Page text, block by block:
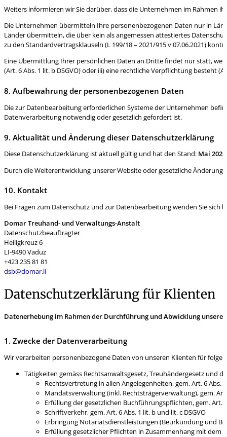
Weiters informieren wir Sie darüber, dass die Unternehmen im Rahmen
Die Unternehmen übermitteln Ihre personenbezogenen Daten nur in
Länder übermitteln, die über kein als angemessen attestiertes
zu den Standardvertragsklauseln (L 199/18 – 2021/915 v 07.06.2021)
Eine Übermittlung Ihrer persönlichen Daten an Dritte findet nur statt,
(Art. 6 Abs. 1 lit. b DSGVO) oder iii) eine rechtliche Verpflichtung besteht
8. Aufbewahrung der personenbezogenen Daten
Die zur Datenbearbeitung erforderlichen Systeme der Unternehmen
Datenverarbeitung notwendig oder gesetzlich gefordert ist.
9. Aktualität und Änderung dieser Datenschutzerklärung
Diese Datenschutzerklärung ist aktuell gültig und hat den Stand: Mai 2025
Durch die Weiterentwicklung unserer Website oder gesetzliche
10. Kontakt
Bei Fragen zum Datenschutz und zur Datenbearbeitung wenden Sie
Domar Treuhand- und Verwaltungs-Anstalt
Datenschutzbeauftragter
Heiligkreuz 6
LI-9490 Vaduz
+423 235 81 81
dsb@domar.li
Datenschutzerklärung für Klienten
Datenerhebung im Rahmen der Durchführung und Abwicklung
1. Zwecke der Datenverarbeitung
Wir verarbeiten personenbezogene Daten von unseren Klienten für
Tätigkeiten gemäss Rechtsanwaltsgesetz, Treuhändergesetz und
Rechtsvertretung in allen Angelegenheiten, gem. Art. 6 Abs. 1
Mandatsverwaltung (inkl. Rechtsträgerverwaltung), gem. Art.
Erfüllung der gesetzlichen Buchführungspflichten, gem. Art.
Schriftverkehr, gem. Art. 6 Abs. 1 lit. b und lit. c DSGVO
Erbringung Notariatsdienstleistungen (Beurkundung und
Erfüllung gesetzlicher Pflichten in Zusammenhang mit dem